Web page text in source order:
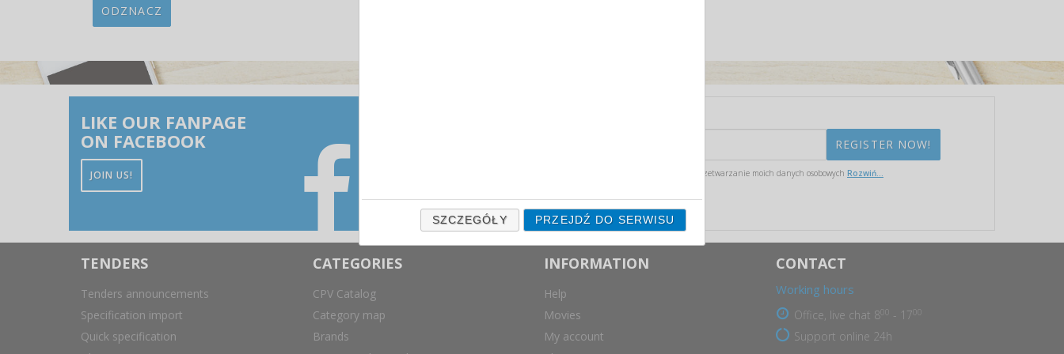
ODZNACZ
LIKE OUR FANPAGE
ON FACEBOOK
JOIN US!
skrzynkę mailową.
Wyrażam zgodę na przetwarzanie moich danych osobowych Rozwiń...
TENDERS
Tenders announcements
Specification import
Quick specification
CATEGORIES
CPV Catalog
Category map
Brands
INFORMATION
Help
Movies
My account
CONTACT
Working hours
Office, live chat 8 - 17
Support online 24h
SZCZEGÓŁY PRZEJDŹ DO SERWISU